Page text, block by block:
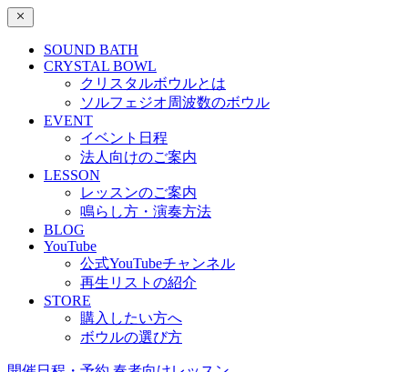
SOUND BATH
CRYSTAL BOWL
クリスタルボウルとは
ソルフェジオ周波数のボウル
EVENT
イベント日程
法人向けのご案内
LESSON
レッスンのご案内
鳴らし方・演奏方法
BLOG
YouTube
公式YouTubeチャンネル
再生リストの紹介
STORE
購入したい方へ
ボウルの選び方